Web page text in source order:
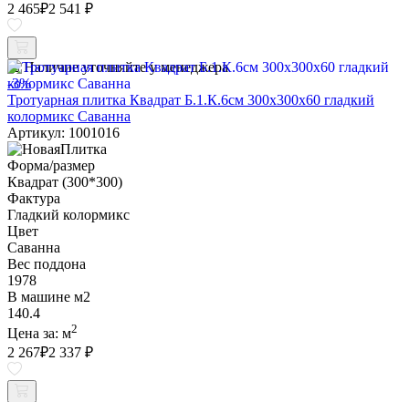
2 465₽2 541 ₽
Наличие уточняйте у менеджера
-3%
Тротуарная плитка Квадрат Б.1.К.6см 300х300х60 гладкий
колормикс Саванна
Артикул: 1001016
Форма/размер
Квадрат (300*300)
Фактура
Гладкий колормикс
Цвет
Саванна
Вес поддона
1978
В машине м2
140.4
Цена за: м2
2 267₽2 337 ₽